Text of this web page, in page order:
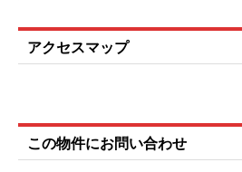
アクセスマップ
この物件にお問い合わせ